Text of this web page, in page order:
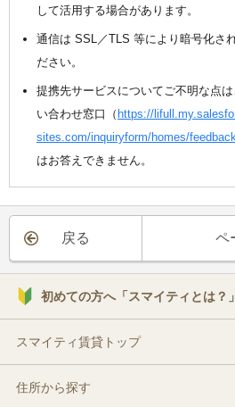
して活用する場合があります。
通信は SSL／TLS 等により暗号化さ
ださい。
提携先サービスについてご不明な点
い合わせ窓口（ https://
sites.com/inquiryform/homes/feedback
はお答えできません。
戻る ペ
初めての方へ「スマイティとは？」
スマイティ賃貸トップ
住所から探す